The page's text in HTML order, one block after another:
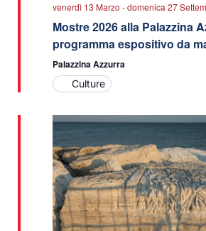
venerdì 13 Marzo -domenica 27
Mostre 2026 alla Palazzina
programma espositivo da
Palazzina Azzurra
Culture